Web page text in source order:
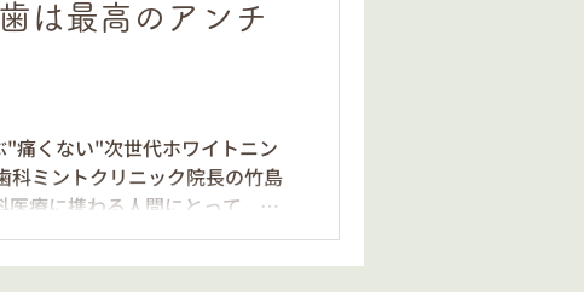
ー、紅茶、赤ワイン、カレー
よるクリーニングである程度落
因性の変化（歯の構造の変
こちらです。実は、歯の「中
るのです。 2. 知っておきたい
とると黄色くなるのかを理解す
は最高のアンチ
"痛くない"次世代ホワイトニン
科ミントクリニック院長の竹島
療に携わる人間にとって、
ための道具以上の意味を持ち
り、 笑顔の輝き であり、そして
です。 私が日々診療する中で痛